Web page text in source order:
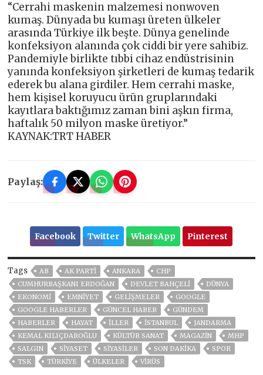
“Cerrahi maskenin malzemesi nonwoven
kumaş. Dünyada bu kumaşı üreten ülkeler
arasında Türkiye ilk beşte. Dünya genelinde
konfeksiyon alanında çok ciddi bir yere sahibiz.
Pandemiyle birlikte tıbbi cihaz endüstrisinin
yanında konfeksiyon şirketleri de kumaş tedarik
ederek bu alana girdiler. Hem cerrahi maske,
hem kişisel koruyucu ürün gruplarındaki
kayıtlara baktığımız zaman bini aşkın firma,
haftalık 50 milyon maske üretiyor.”
KAYNAK:TRT HABER
Paylaş:
Facebook Twitter WhatsApp Pinterest
Tags AB AK PARTİ ANKARA
CHP
CUMHURBAŞKANI ERDOĞAN
DEVLET BAHÇELİ
DÜNYA
EKONOMİ
EMNİYET GELIŞMELER
GOOGLE
GOOGLE HABERLER
GÜNCEL HABER
GÜNDEM
HABERLER
HAYAT İLLER ISTANBUL
JANDARMA
KEMAL KILIÇDAROĞLU
KÜLTÜR SANAT MAGAZİN
MHP
SALGIN
SİYASET SİYASİLER SON DAKIKA
SPOR
TSK
TÜRKİYE ÜLKELER VIRÜS